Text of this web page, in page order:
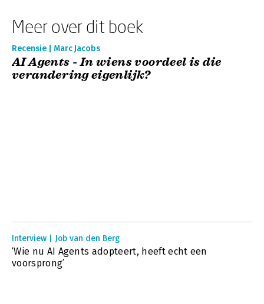
Meer over dit boek
Recensie | Marc Jacobs
AI Agents - In wiens voordeel is die
verandering eigenlijk?
Interview | Job van den Berg
‘Wie nu AI Agents adopteert, heeft echt een
voorsprong’